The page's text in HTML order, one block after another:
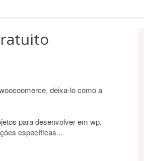
deixa-lo como a
para desenvolver em wp,
específicas...